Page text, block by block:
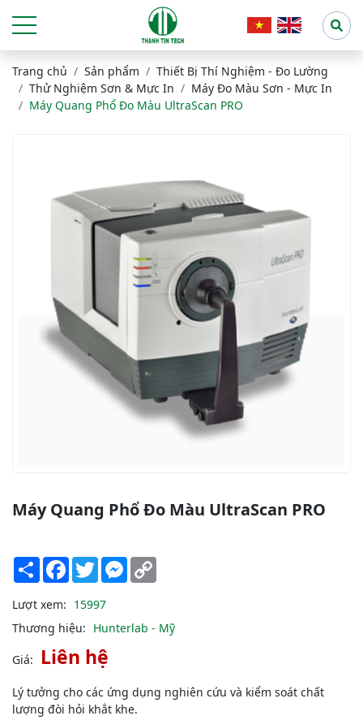
Trang chủ Sản phẩm
Thiết Bị Thí Nghiệm - Đo Lường
Thử Nghiệm Sơn & Mực In
Máy Đo Màu Sơn - Mực In
Máy Quang Phổ Đo Màu UltraScan PRO
Máy Quang Phổ Đo Màu UltraScan PRO
Share Facebook
TwitterMessenger
Lượt xem: 15997
Thương hiệu: Hunterlab - Mỹ
Giá: Liên hệ
Lý tưởng cho các ứng dụng nghiên cứu và kiểm soát chất
lượng đòi hỏi khắt khe.